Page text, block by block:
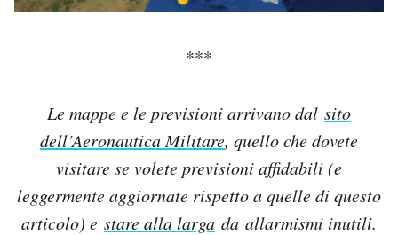
***
Le mappe e le previsioni arrivano dal sito
dell’Aeronautica Militare, quello che dovete
visitare se volete previsioni affidabili (e
leggermente aggiornate rispetto a quelle di questo
articolo) e stare alla larga da allarmismi inutili.